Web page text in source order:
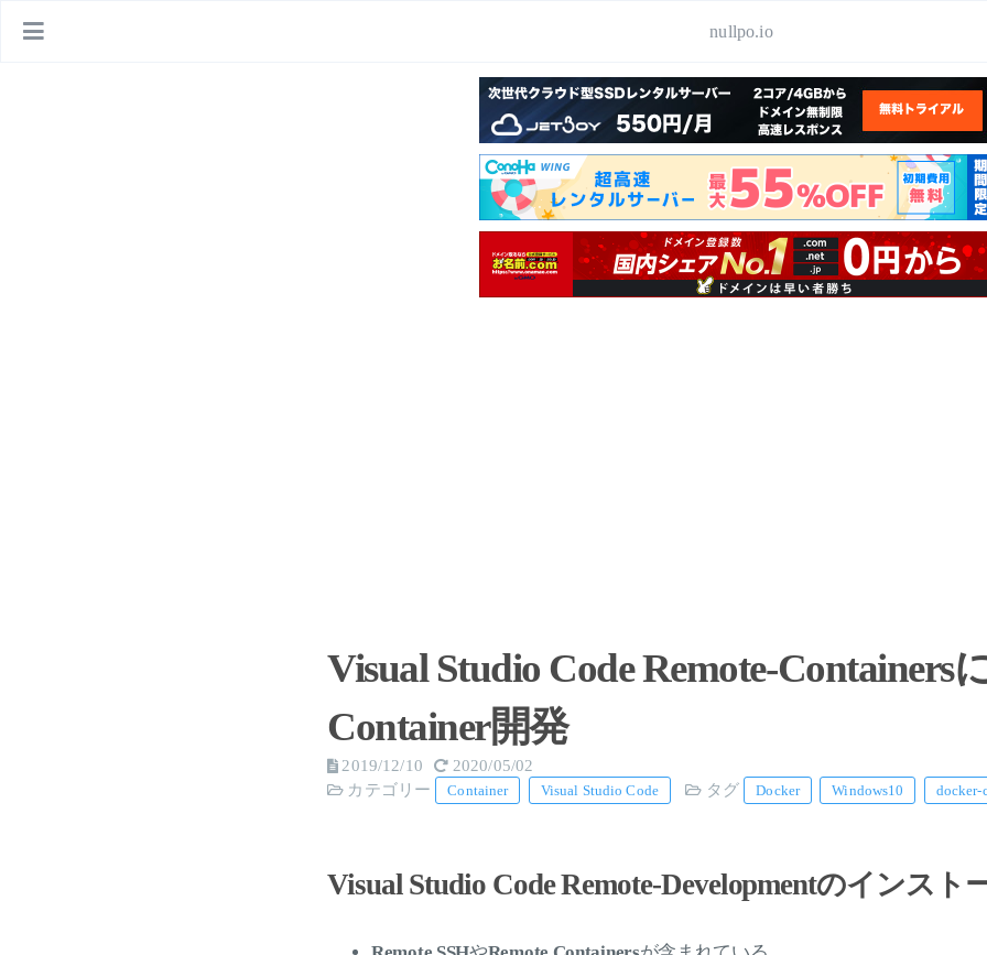
nullpo.io
Visual Studio Code Remote-Containers
Container開発
2019/12/10
2020/05/02
カテゴリー
Container Visual Studio Code タグ Docker Windows10 docker-
Visual Studio Code Remote-Developmentのインスト